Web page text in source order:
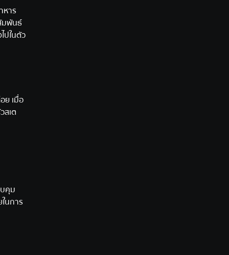
หาร
มพันธ์
ปในตัว
ย เมื่อ
สเต
คุม
นการ